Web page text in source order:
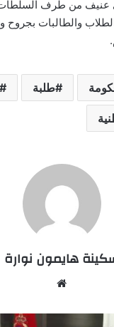
من طرف السلطات
والطالبات بجروح
طلبة
هايمون نوارة